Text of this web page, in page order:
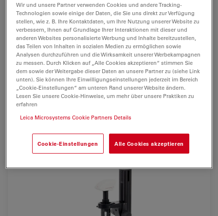
einzelne Strahlengang bietet eine parallaxfreie 2D-
Betrachtung.
Zusammen mit den Leica DFC-Kameras und der Leica
Application Suite eignet sich das Leica Z6 APO für die
digitale Bildbearbeitung.
Dermodulare Aufbauerlaubt die nahtlose Anpassung
an individuelle Anforderungen. Der direkte Anschluss
einer DFC-Kamera
aus.Für Sichtprüfungen wird ein Binokulartubus aus
Wir und unsere Partner verwenden Cookies und andere Tracking-
Technologien sowie einige der Daten, die Sie uns direkt zur Verfügung
stellen, wie z. B. Ihre Kontaktdaten, um Ihre Nutzung unserer Website zu
verbessern, Ihnen auf Grundlage Ihrer Interaktionen mit dieser und
anderen Websites personalisierte Werbung und Inhalte bereitzustellen,
das Teilen von Inhalten in sozialen Medien zu ermöglichen sowie
Analysen durchzuführen und die Wirksamkeit unserer Werbekampagnen
zu messen. Durch Klicken auf „Alle Cookies akzeptieren“ stimmen Sie
dem sowie der Weitergabe dieser Daten an unsere Partner zu (siehe Link
unten). Sie können Ihre Einwilligungseinstellungen jederzeit im Bereich
„Cookie-Einstellungen“ am unteren Rand unserer Website ändern.
Lesen Sie unsere Cookie-Hinweise, um mehr über unsere Praktiken zu
erfahren
Leica Microsystems Cookie Partners Details
Cookie-Einstellungen Alle Cookies akzeptieren